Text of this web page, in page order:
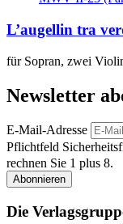
L’augellin tra
für Sopran, zwei
Newsletter
E-Mail-Adresse
Pflichtfeld
rechnen Sie 1 plus 8.
Abonnieren
Die